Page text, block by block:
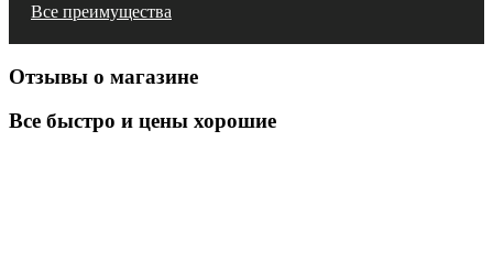
Все преимущества
Отзывы о магазине
Все быстро и цены хорошие